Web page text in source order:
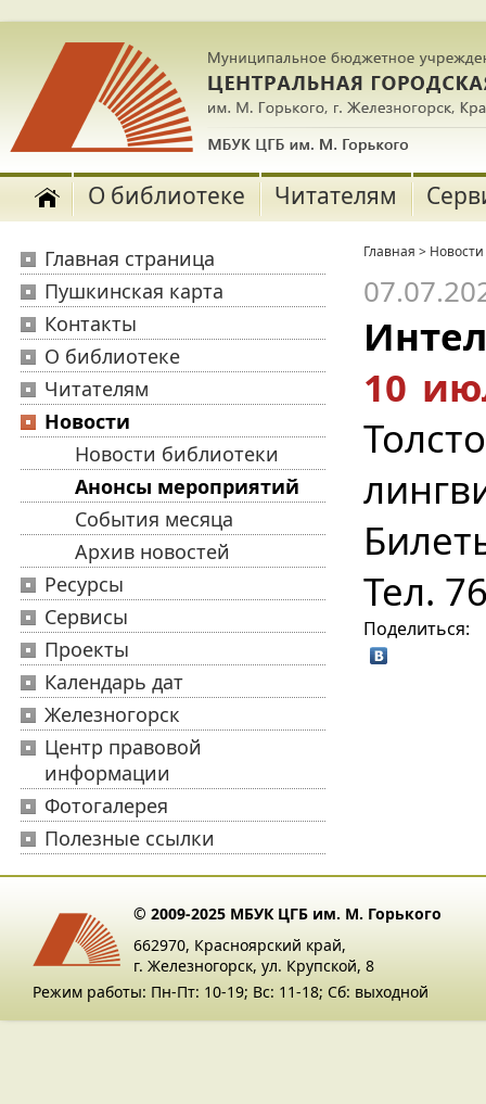
О библиотеке Читателям
Главная страница
Пушкинская карта
Контакты
О библиотеке
Читателям
Новости
Новости библиотеки
Анонсы мероприятий
События месяца
Архив новостей
Ресурсы
Сервисы
Проекты
Календарь дат
Железногорск
Центр правовой
информации
Фотогалерея
Полезные ссылки
Главная > Новости
10
Тел.
Поделиться:
© 2009-2025 МБУК ЦГБ им. М. Горького
662970, Красноярский край,
г. Железногорск, ул. Крупской, 8
Режим работы: Пн-Пт: 10-19; Вс: 11-18; Сб: выходной